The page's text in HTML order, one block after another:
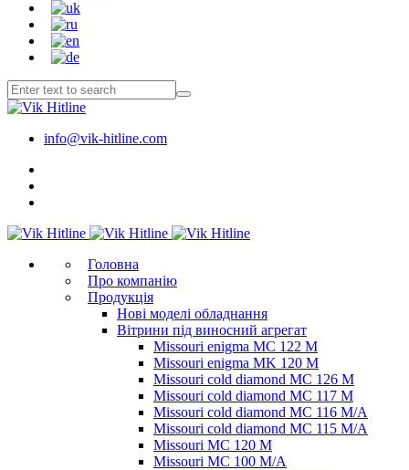
info@vik-hitline.com
Головна
Про компанію
Продукція
Нові моделі обладнання
Вітрини під виносний агрегат
Missouri enigma MC 122 M
Missouri enigma MK 120 M
Missouri cold diamond MC 126 M
Missouri cold diamond MC 117 M
Missouri cold diamond MC 116 M/A
Missouri cold diamond MC 115 M/A
Missouri MC 120 M
Missouri MC 100 M/A